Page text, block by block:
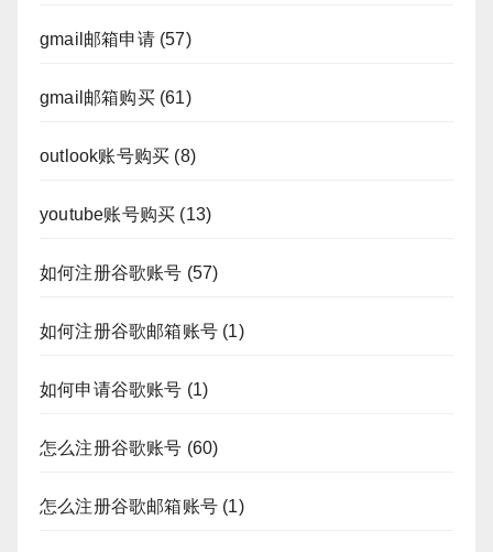
gmail邮箱申请(57)
gmail邮箱购买(61)
outlook账号购买 (8)
youtube账号购买 (13)
如何注册谷歌账号 (57)
如何注册谷歌邮箱账号 (1)
如何申请谷歌账号 (1)
怎么注册谷歌账号 (60)
怎么注册谷歌邮箱账号 (1)